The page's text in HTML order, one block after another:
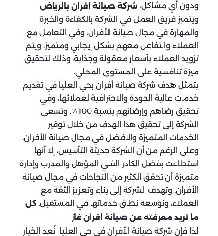
ودون أي مشاكل. شركة صيانة افران بالرياض
ويتميز فريق العمل في الشركة بالكفاءة والخبرة
والمهارة في مجال صيانة الأفران، وفي التعامل مع
العملاء والتفاعل معهم بشكل إيجابي ومتميز. ويتم
تزويد العملاء بأسعار معقولة وجذابة، وذلك لتحقيق
ميزة تنافسية على المستوى المحلي.
يتمثل هدف شركة صيانة أفران بحي العليا في تقديم
خدمات عالية الجودة والاحترافية لعملائها، وفي
تحقيق رضاهم وإرضائهم بنسبة 100٪. وتسعى
الشركة إلى تحقيق هذا الهدف من خلال توفير
الخدمات المتميزة والافضل في مجال صيانة الأفران.
وعلى الرغم من أن الشركة حديثة التأسيس، إلا أنها
استطاعت بفضل الكادر الفني المؤهل والمدرب وإدارة
متميزة أن تحقق الكثير من النجاحات في مجال صيانة
الأفران. وتهدف الشركة إلى بناء وتعزيز الثقة مع
العملاء، وتوسعة نطاق خدماتها في المستقبل. كل
ما تريد معرفته عن صيانة افران غاز
لذا فإن شركة صيانة الأفران في حي العليا تُعد الخيار